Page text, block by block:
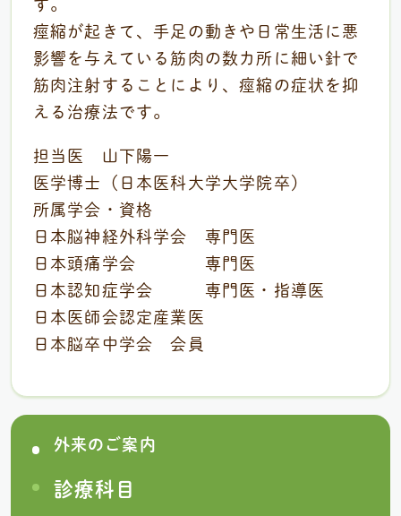
す。
痙縮が起きて、手足の動きや日常生活に悪
影響を与えている筋肉の数カ所に細い針で
筋肉注射することにより、痙縮の症状を抑
える治療法です。
担当医 山下陽一
医学博士（日本医科大学大学院卒）
所属学会・資格
日本脳神経外科学会 専門医
日本頭痛学会 専門医
日本認知症学会 専門医・指導医
日本医師会認定産業医
日本脳卒中学会 会員
外来のご案内
診療科⽬